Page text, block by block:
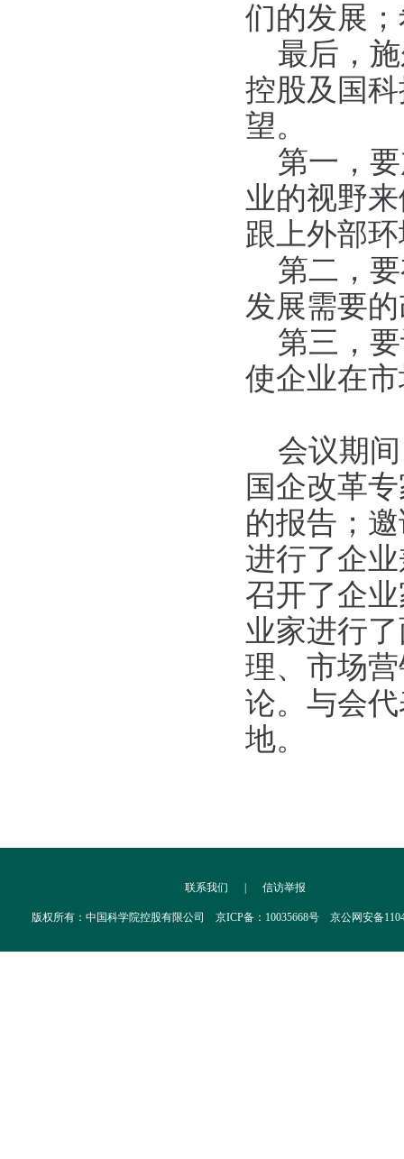
们的发展
最后，施
控股及国
望。
第一，要
业的视野
跟上外部
第二，要
发展需要
第三，要
使企业在
会议期间
国企改革
的报告；
进行了企
召开了企
业家进行
理、市场
论。与会
地。
联系我们 信访举报
版权所有：中国科学院控股有限公司 京ICP备：10035668号 京公网安备